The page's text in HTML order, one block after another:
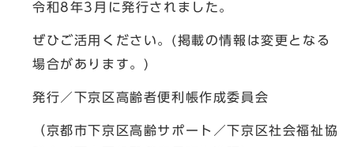
令和8年3月に発行されました。
ぜひご活用ください。(掲載の情報は変更となる
場合があります。)
発行／下京区高齢者便利帳作成委員会
（京都市下京区高齢サポート／下京区社会福祉協